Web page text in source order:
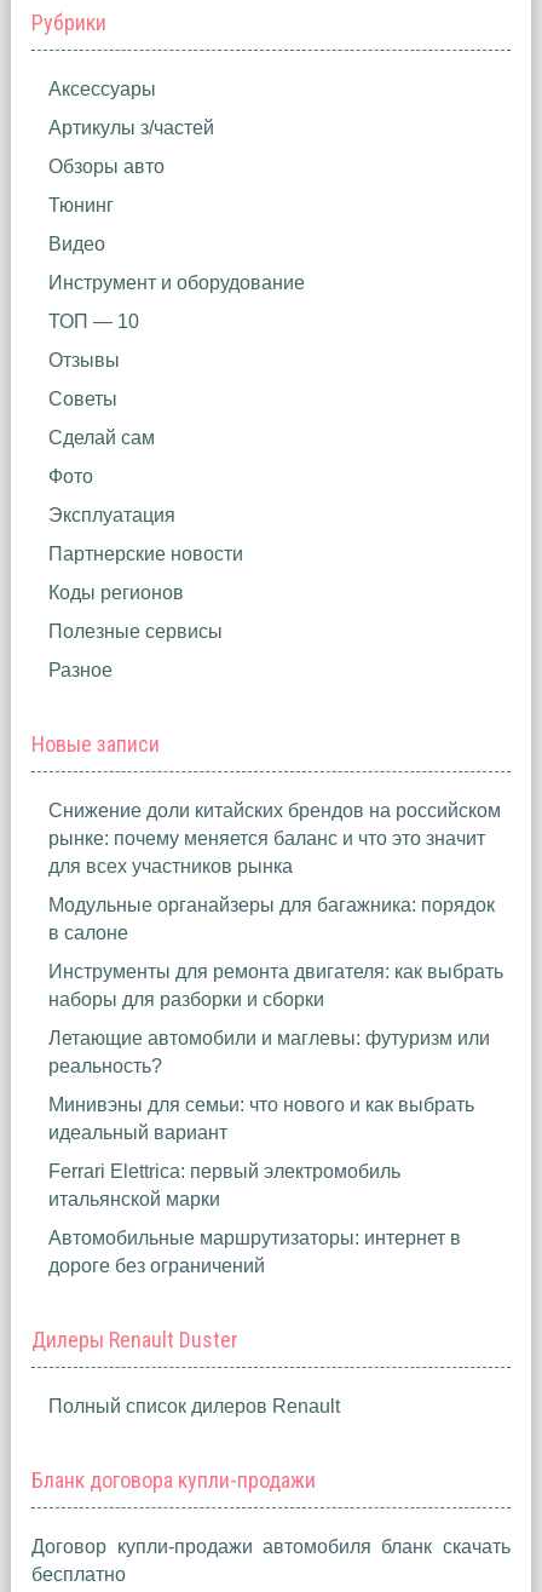
Рубрики
Аксессуары
Артикулы з/частей
Обзоры авто
Тюнинг
Видео
Инструмент и оборудование
ТОП — 10
Отзывы
Советы
Сделай сам
Фото
Эксплуатация
Партнерские новости
Коды регионов
Полезные сервисы
Разное
Новые записи
Снижение доли китайских брендов на российском
рынке: почему меняется баланс и что это значит
для всех участников рынка
Модульные органайзеры для багажника: порядок
в салоне
Инструменты для ремонта двигателя: как выбрать
наборы для разборки и сборки
Летающие автомобили и маглевы: футуризм или
реальность?
Минивэны для семьи: что нового и как выбрать
идеальный вариант
Ferrari Elettrica: первый электромобиль
итальянской марки
Автомобильные маршрутизаторы: интернет в
дороге без ограничений
Дилеры Renault Duster
Полный список дилеров Renault
Бланк договора купли-продажи
Договор купли-продажи автомобиля бланк скачать
бесплатно